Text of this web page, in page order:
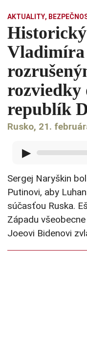
AKTUALITY,
Vladimíra
rozviedky
republík
Rusko, 21.
▶
Sergej Naryškin
Putinovi, aby
súčasťou Ruska.
Západu
Joeovi Bidenovi